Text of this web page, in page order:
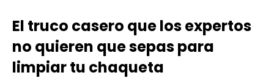
​El truco casero que los expertos
no quieren que sepas para
limpiar tu chaqueta